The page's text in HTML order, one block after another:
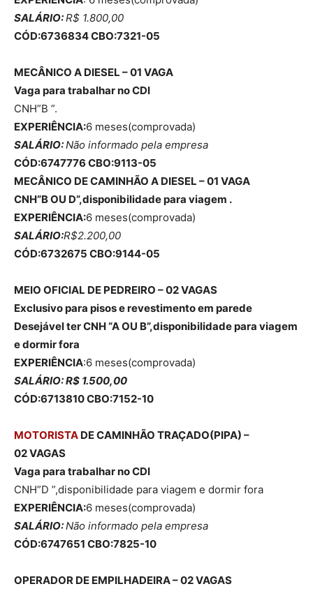
SALÁRIO:R$ 1.800,00
CÓD:6736834 CBO:7321-05
MECÂNICO A DIESEL – 01 VAGA
Vaga para trabalhar no CDI
CNH”B ”.
EXPERIÊNCIA:6 meses(comprovada)
SALÁRIO:Não informado pela empresa
CÓD:6747776 CBO:9113-05
MECÂNICO DE CAMINHÃO A DIESEL – 01 VAGA
CNH”B OU D”,disponibilidade para viagem .
EXPERIÊNCIA:6 meses(comprovada)
SALÁRIO:R$2.200,00
CÓD:6732675 CBO:9144-05
MEIO OFICIAL DE PEDREIRO – 02 VAGAS
Exclusivo para pisos e revestimento em parede
Desejável ter CNH “A OU B”,disponibilidade para viagem
e dormir fora
EXPERIÊNCIA:6 meses(comprovada)
SALÁRIO: R$ 1.500,00
CÓD:6713810 CBO:7152-10
MOTORISTA DE CAMINHÃO TRAÇADO(PIPA) –
02 VAGAS
Vaga para trabalhar no CDI
CNH”D ”,disponibilidade para viagem e dormir fora
EXPERIÊNCIA:6 meses(comprovada)
SALÁRIO:Não informado pela empresa
CÓD:6747651 CBO:7825-10
OPERADOR DE EMPILHADEIRA – 02 VAGAS